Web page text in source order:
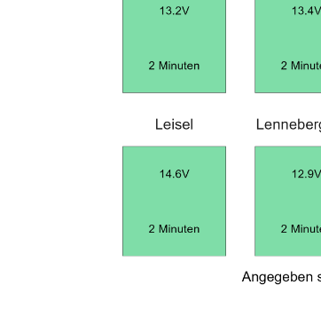
der Website erforderlich.
ausgewählten Einverständnis-